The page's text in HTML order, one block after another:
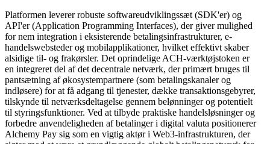
Platformen leverer robuste softwareudviklingssæt (SDK'er) og
API'er (Application Programming Interfaces), der giver mulighed
for nem integration i eksisterende betalingsinfrastrukturer, e-
handelswebsteder og mobilapplikationer, hvilket effektivt skaber
alsidige til- og frakørsler. Det oprindelige ACH-værktøjstoken er
en integreret del af det decentrale netværk, der primært bruges til
pantsætning af økosystempartnere (som betalingskanaler og
indløsere) for at få adgang til tjenester, dække transaktionsgebyrer,
tilskynde til netværksdeltagelse gennem belønninger og potentielt
til styringsfunktioner. Ved at tilbyde praktiske handelsløsninger og
forbedre anvendeligheden af betalinger i digital valuta positionerer
Alchemy Pay sig som en vigtig aktør i Web3-infrastrukturen, der